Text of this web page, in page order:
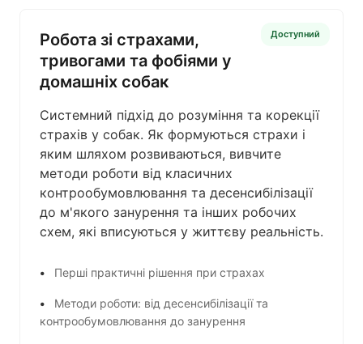
Доступний
Робота зі страхами,
тривогами та фобіями у
домашніх собак
Системний підхід до розуміння та корекції
страхів у собак. Як формуються страхи і
яким шляхом розвиваються, вивчите
методи роботи від класичних
контрообумовлювання та десенсибілізації
до м'якого занурення та інших робочих
схем, які вписуються у життєву реальність.
Перші практичні рішення при страхах
Методи роботи: від десенсибілізації та
контрообумовлювання до занурення